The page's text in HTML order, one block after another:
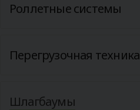
Роллетные системы
Перегрузочная техника
Шлагбаумы